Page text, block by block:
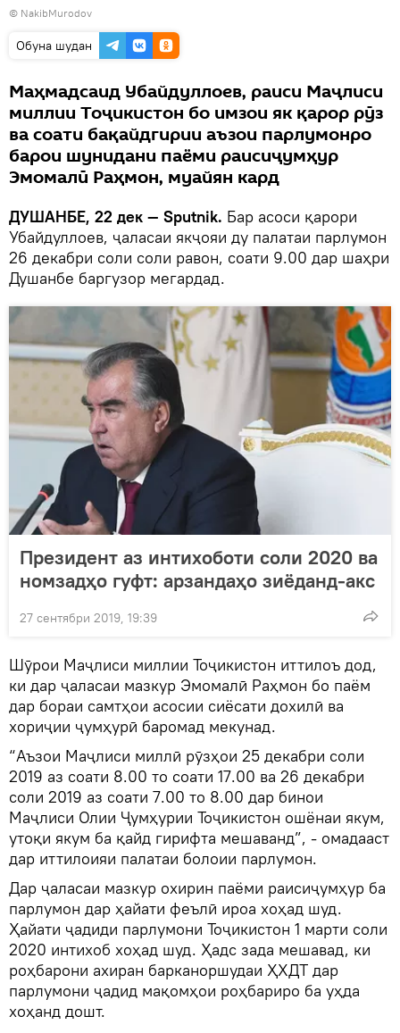
© NakibMurodov
Обуна шудан
Маҳмадсаид Убайдуллоев, раиси Маҷлиси
миллии Тоҷикистон бо имзои як қарор рӯз
ва соати бақайдгирии аъзои парлумонро
барои шунидани паёми раисиҷумҳур
Эмомалӣ Раҳмон, муайян кард
ДУШАНБЕ, 22 дек — Sputnik. Бар асоси қарори
Убайдуллоев, ҷаласаи якҷояи ду палатаи парлумон
26 декабри соли соли равон, соати 9.00 дар шаҳри
Душанбе баргузор мегардад.
Президент аз интихоботи соли 2020 ва
номзадҳо гуфт: арзандаҳо зиёданд-акс
27 сентябри 2019, 19:39
Шӯрои Маҷлиси миллии Тоҷикистон иттилоъ дод,
ки дар ҷаласаи мазкур Эмомалӣ Раҳмон бо паём
дар бораи самтҳои асосии сиёсати дохилӣ ва
хориҷии ҷумҳурӣ баромад мекунад.
“Аъзои Маҷлиси миллӣ рӯзҳои 25 декабри соли
2019 аз соати 8.00 то соати 17.00 ва 26 декабри
соли 2019 аз соати 7.00 то 8.00 дар бинои
Маҷлиси Олии Ҷумҳурии Тоҷикистон ошёнаи якум,
утоқи якум ба қайд гирифта мешаванд”, - омадааст
дар иттилоияи палатаи болоии парлумон.
Дар ҷаласаи мазкур охирин паёми раисиҷумҳур ба
парлумон дар ҳайати феълӣ ироа хоҳад шуд.
Ҳайати ҷадиди парлумони Тоҷикистон 1 марти соли
2020 интихоб хоҳад шуд. Ҳадс зада мешавад, ки
роҳбарони ахиран барканоршудаи ҲХДТ дар
парлумони ҷадид мақомҳои роҳбариро ба уҳда
хоҳанд дошт.